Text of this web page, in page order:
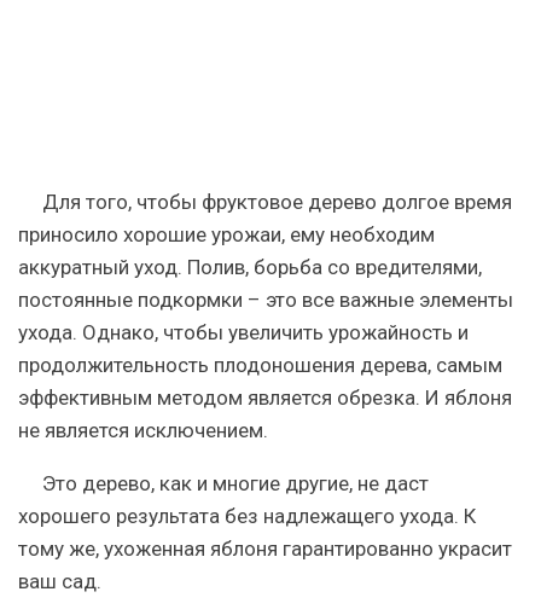
Для того, чтобы фруктовое дерево долгое время
приносило хорошие урожаи, ему необходим
аккуратный уход. Полив, борьба со вредителями,
постоянные подкормки – это все важные элементы
ухода. Однако, чтобы увеличить урожайность и
продолжительность плодоношения дерева, самым
эффективным методом является обрезка. И яблоня
не является исключением.
Это дерево, как и многие другие, не даст
хорошего результата без надлежащего ухода. К
тому же, ухоженная яблоня гарантированно украсит
ваш сад.